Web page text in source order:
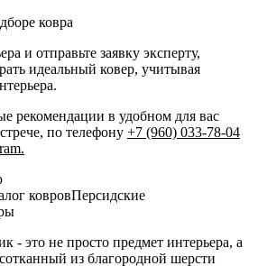
ковра
и отправьте заявку эксперту,
идеальный ковер, учитывая
рекомендации в удобном для вас
по телефону +7 (960) 033-78-04
ковровПерсидские
- это не просто предмет интерьера, а
из благородной шерсти